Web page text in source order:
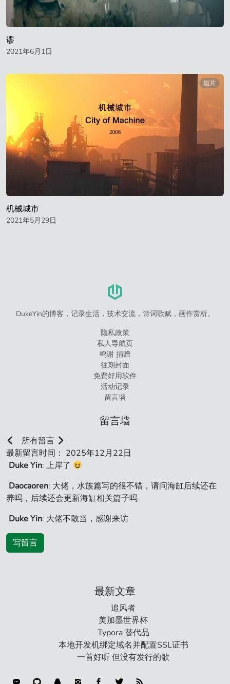
谬
2021年6月1日
短片
机械城市
2021年5月29日
DukeYin的博客，记录生活，技术交流，诗词歌赋，画作赏析。
隐私政策
私人导航页
鸣谢 捐赠
往期封面
免费好用软件
活动记录
留言墙
留言墙
所有留言
最新留言时间： 2025年12月22日
Duke Yin: 上岸了
Daocaoren: 大佬，水族篇写的很不错，请问海缸后续还在
养吗，后续还会更新海缸相关篇子吗
Duke Yin: 大佬不敢当，感谢来访
写留言
最新文章
追风者
美加墨世界杯
Typora 替代品
本地开发机绑定域名并配置SSL证书
一首好听 但没有发行的歌